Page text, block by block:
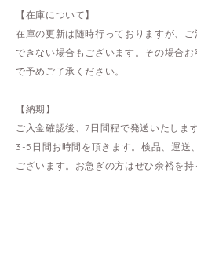
【在庫について】
在庫の更新は随時行っておりますが、
できない場合もございます。その場合
で予めご了承ください。
【納期】
ご入金確認後、7日間程で発送いたしま
3-5日間お時間を頂きます。検品、運送
ございます。お急ぎの方はぜひ余裕を持